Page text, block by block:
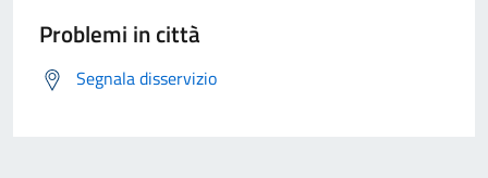
Problemi in città
Segnala disservizio